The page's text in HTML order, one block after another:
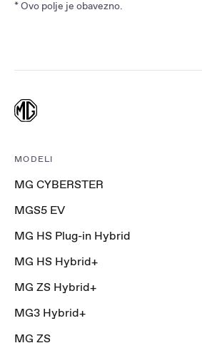
* Ovo polje je obavezno.
MODELI
MG CYBERSTER
MGS5 EV
MG HS Plug-in Hybrid
MG HS Hybrid+
MG ZS Hybrid+
MG3 Hybrid+
MG ZS